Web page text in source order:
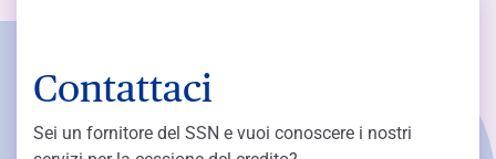
Contattaci
Sei un fornitore del SSN e vuoi conoscere i nostri